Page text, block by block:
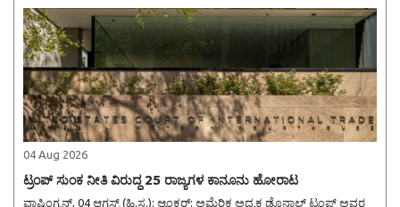
04 Aug 2026
ಟ್ರಂಪ್ ಸುಂಕ ನೀತಿ ವಿರುದ್ಧ 25 ರಾಜ್ಯಗಳ ಕಾನೂನು ಹೋರಾಟ
ವಾಷಿಂಗ್ಟನ್, 04 ಆಗಸ್ಟ್ (ಹಿ.ಸ.): ಆ್ಯಂಕರ್: ಅಮೆರಿಕ ಅಧ್ಯಕ್ಷ ಡೊನಾಲ್ಡ್ ಟ್ರಂಪ್ ಅವರ